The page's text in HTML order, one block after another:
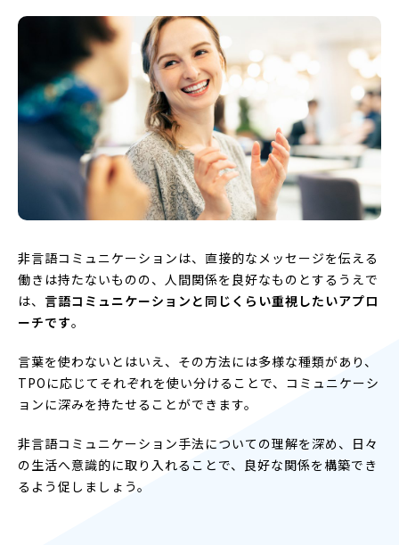
非言語コミュニケーションは、直接的なメッセージを伝える
働きは持たないものの、人間関係を良好なものとするうえで
は、 言語コミュニケーションと同じくらい重視したいアプロ
ーチです。
言葉を使わないとはいえ、その方法には多様な種類があり、
TPOに応じてそれぞれを使い分けることで、コミュニケーシ
ョンに深みを持たせることができます。
非言語コミュニケーション手法についての理解を深め、日々
の生活へ意識的に取り入れることで、良好な関係を構築でき
るよう促しましょう。